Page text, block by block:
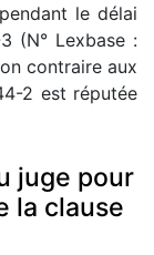
le délai
(N° Lexbase :
contraire aux
2 est réputée
juge pour
la clause